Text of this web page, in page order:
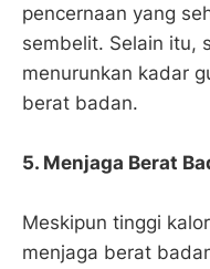
pencernaan yang
sembelit. Selain itu,
menurunkan kadar
berat badan.
5. Menjaga Berat
Meskipun tinggi
menjaga berat